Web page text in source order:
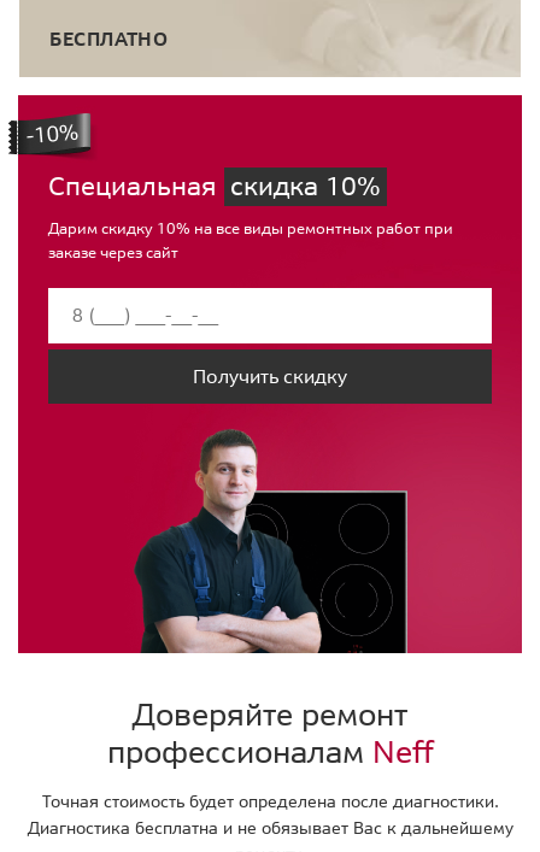
БЕСПЛАТНО
Специальная скидка 10%
Дарим скидку 10% на все виды ремонтных работ при
заказе через сайт
Получить скидку
Доверяйте ремонт
профессионалам Neff
Точная стоимость будет определена после диагностики.
Диагностика бесплатна и не обязывает Вас к дальнейшему